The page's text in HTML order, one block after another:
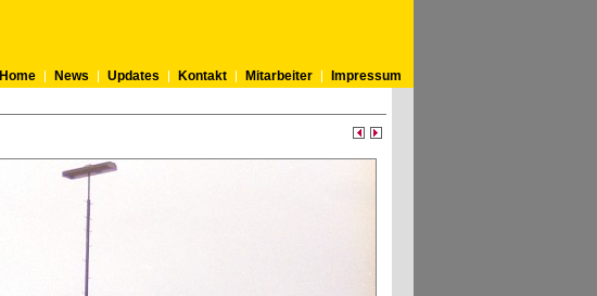
Home News Updates Kontakt Mitarbeiter
Impressum